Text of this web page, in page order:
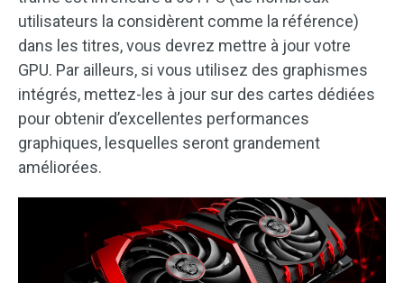
utilisateurs la considèrent comme la référence)
dans les titres, vous devrez mettre à jour votre
GPU. Par ailleurs, si vous utilisez des graphismes
intégrés, mettez-les à jour sur des cartes dédiées
pour obtenir d’excellentes performances
graphiques, lesquelles seront grandement
améliorées.